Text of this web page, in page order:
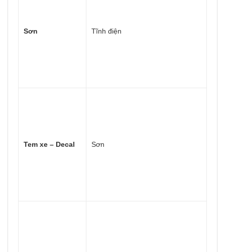
Sơn Tĩnh điện
Tem xe – Decal Sơn